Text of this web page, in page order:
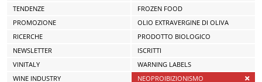
TENDENZE
FROZEN FOOD
PROMOZIONE
OLIO EXTRAVERGINE DI OLIVA
RICERCHE
PRODOTTO BIOLOGICO
NEWSLETTER
ISCRITTI
VINITALY
WARNING LABELS
WINE INDUSTRY
NEOPROIBIZIONISMO